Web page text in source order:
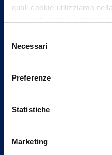
quali cookie utilizziamo
può trovare nel footer del
delNecessari
Preferenze
Statistiche
Marketing